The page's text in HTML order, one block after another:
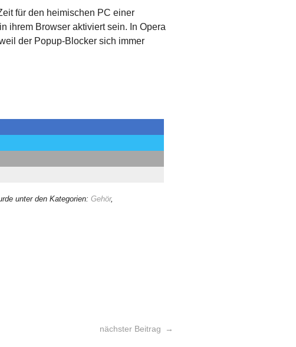
für den heimischen PC einer
ihrem Browser aktiviert sein. In Opera
der Popup-Blocker sich immer
unter den Kategorien: Gehör,
nächster Beitrag